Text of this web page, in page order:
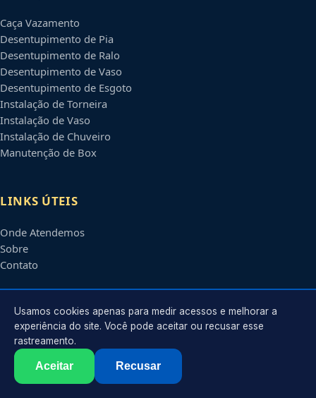
Caça Vazamento
Desentupimento de Pia
Desentupimento de Ralo
Desentupimento de Vaso
Desentupimento de Esgoto
Instalação de Torneira
Instalação de Vaso
Instalação de Chuveiro
Manutenção de Box
LINKS ÚTEIS
Onde Atendemos
Sobre
Contato
CONTATO
Atendimento em
contato@encanadoremcascavel.com.br
2026 Encanador emCascavel
. Todos os direitos reservados.
Usamos cookies apenas para medir acessos e melhorar a
experiência do site. Você pode aceitar ou recusar esse
rastreamento.
Aceitar Recusar